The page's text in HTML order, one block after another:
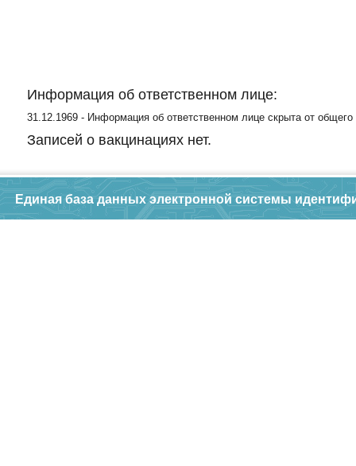
Информация об ответственном лице:
31.12.1969 - Информация об ответственном лице скрыта от общего
Записей о вакцинациях нет.
Единая база данных электронной системы